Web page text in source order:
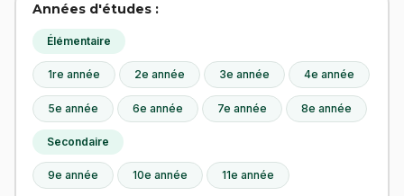
Années d'études :
Élémentaire
1re année 2e année 3e année 4e année
5e année 6e année 7e année 8e année
Secondaire
9e année 10e année 11e année